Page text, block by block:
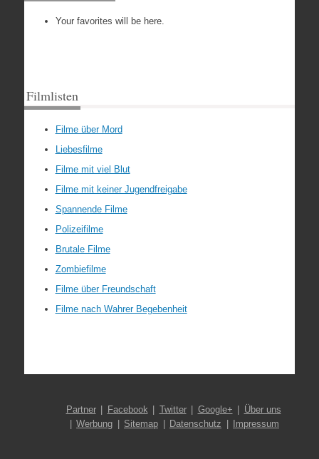
Your favorites will be here.
Filmlisten
Filme über Mord
Liebesfilme
Filme mit viel Blut
Filme mit keiner Jugendfreigabe
Spannende Filme
Polizeifilme
Brutale Filme
Zombiefilme
Filme über Freundschaft
Filme nach Wahrer Begebenheit
Partner Facebook Twitter Google+
Über uns
Werbung
Sitemap Datenschutz Impressum